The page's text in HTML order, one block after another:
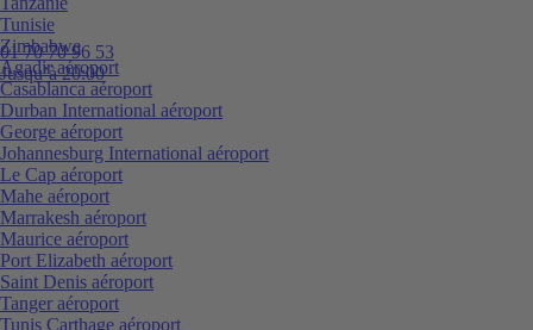
01 70 70 96 53
Jusqu’à 20:00
Tunisie
Zimbabwe
Agadir aéroport
Casablanca aéroport
Durban International aéroport
George aéroport
Johannesburg International aéroport
Le Cap aéroport
Mahe aéroport
Marrakesh aéroport
Maurice aéroport
Port Elizabeth aéroport
Saint Denis aéroport
Tanger aéroport
Tunis Carthage aéroport